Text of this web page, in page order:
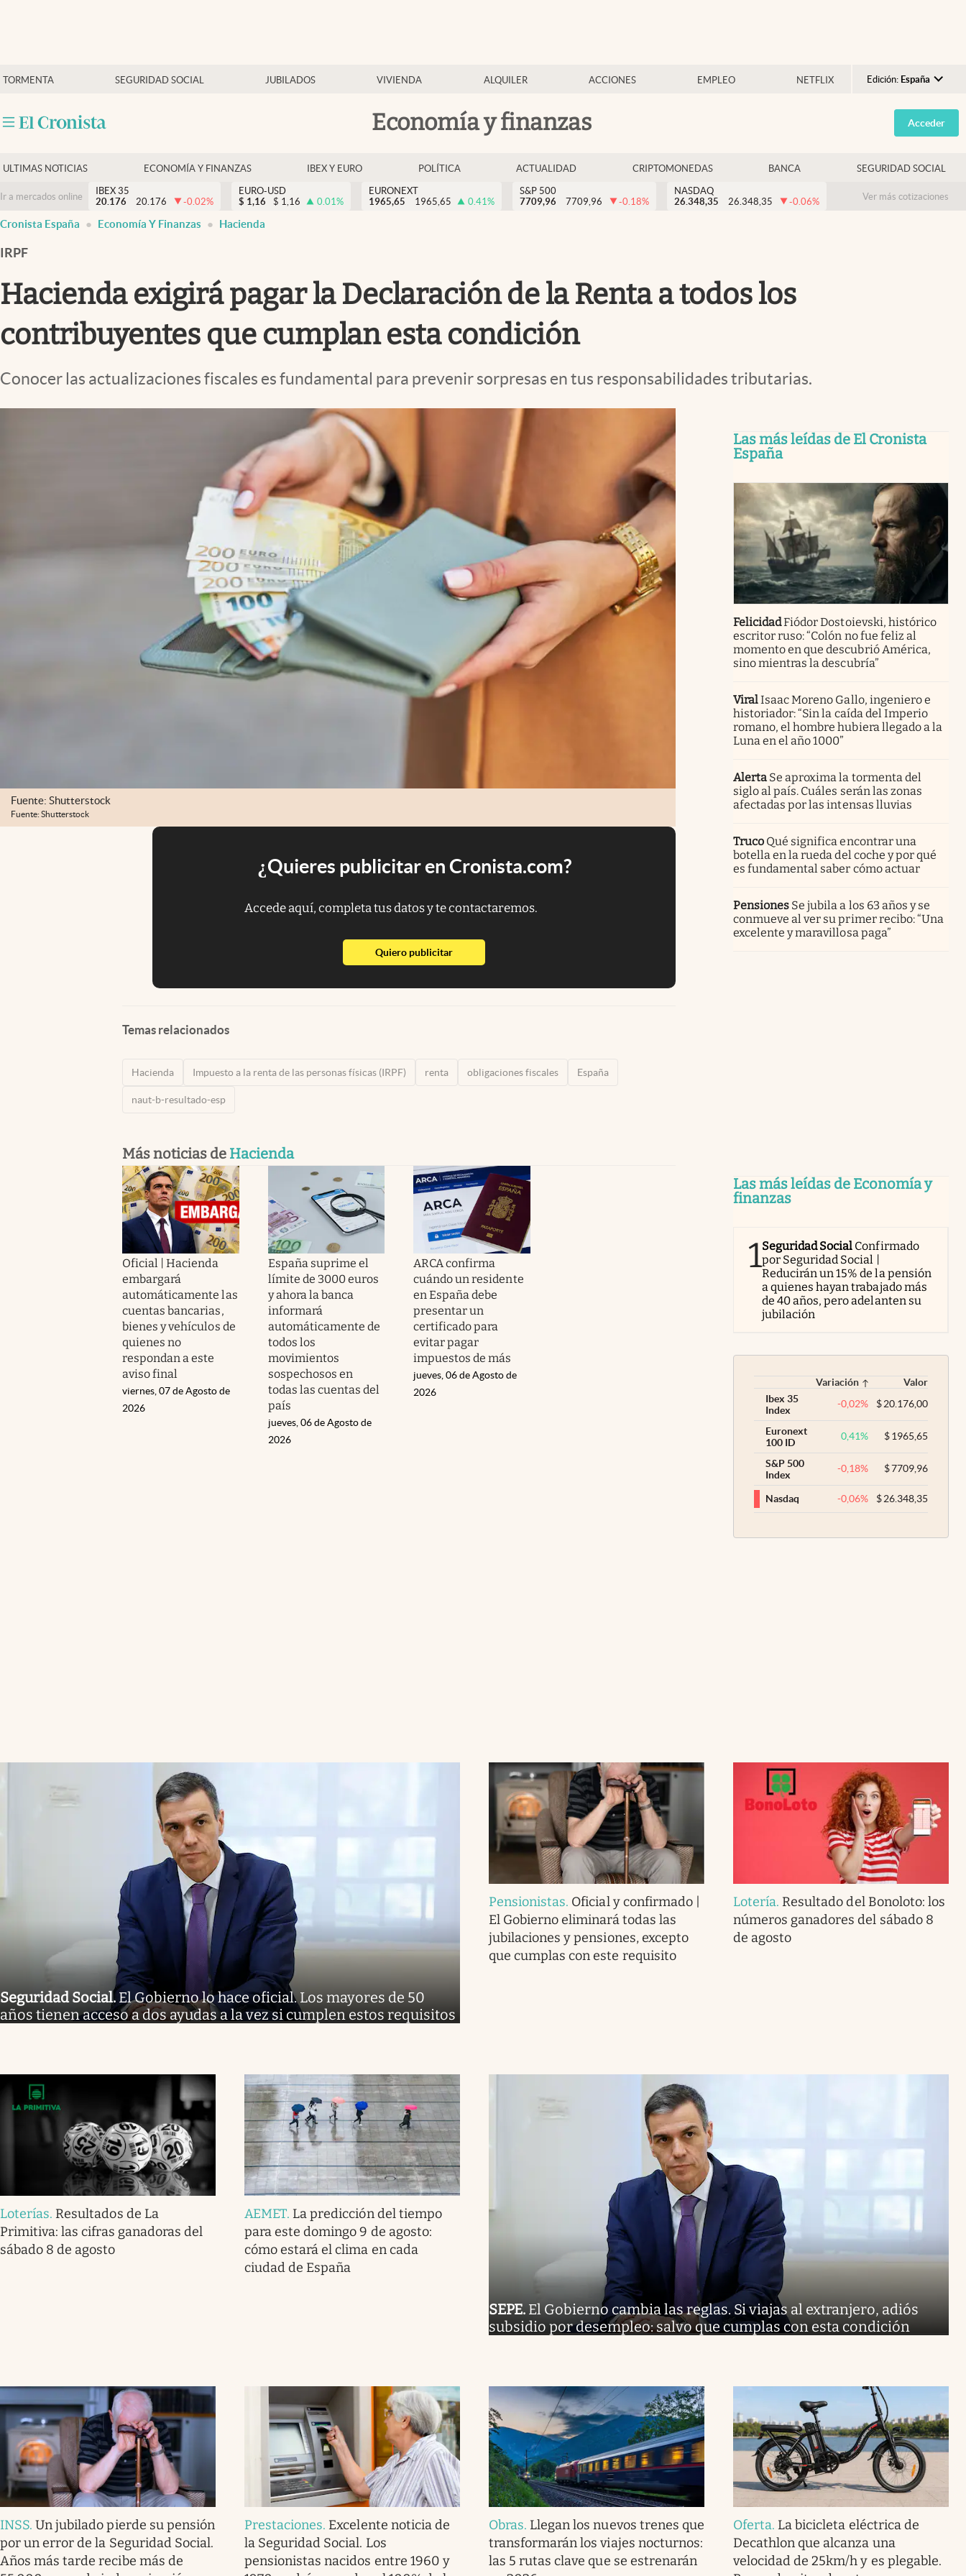
TORMENTA SEGURIDAD SOCIAL JUBILADOS VIVIENDA ALQUILER ACCIONES EMPLEO NETFLIX Edición: España
Argentina
España
USA
Colombia
Economía y finanzas
Economía y finanzas
Criptomonedas
Acceder
ULTIMAS NOTICIAS ECONOMÍA Y FINANZAS IBEX Y EURO POLÍTICA ACTUALIDAD CRIPTOMONEDAS BANCA SEGURIDAD SOCIAL
Ir a mercados online
IBEX 35
20.176
20.176 -0.02%
EURO-USD
$ 1,16 $ 1,16 0.01%
EURONEXT
1965,65
1965,65 0.41%
S&P 500
7709,96
7709,96 -0.18%
NASDAQ
26.348,35
26.348,35 -0.06% Ver más cotizaciones
Cronista España Economía Y Finanzas Hacienda
IRPF
Hacienda exigirá pagar la Declaración de la Renta a todos los
contribuyentes que cumplan esta condición
Conocer las actualizaciones fiscales es fundamental para prevenir sorpresas en tus responsabilidades tributarias.
Fuente: Shutterstock
Fuente: Shutterstock
¿Quieres publicitar en Cronista.com?
Accede aquí, completa tus datos y te contactaremos.
Quiero publicitarabre en nueva pestaña
Temas relacionados
Hacienda Impuesto a la renta de las personas físicas (IRPF) renta obligaciones fiscales España
naut-b-resultado-esp
Más noticias de Hacienda
Oficial | Hacienda
embargará
automáticamente las
cuentas bancarias,
bienes y vehículos de
quienes no
respondan a este
aviso final
viernes, 07 de Agosto de
2026
España suprime el
límite de 3000 euros
y ahora la banca
informará
automáticamente de
todos los
movimientos
sospechosos en
todas las cuentas del
país
jueves, 06 de Agosto de
2026
ARCA confirma
cuándo un residente
en España debe
presentar un
certificado para
evitar pagar
impuestos de más
jueves, 06 de Agosto de
2026
Las más leídas de El Cronista
España
FelicidadFiódor Dostoievski, histórico
escritor ruso: “Colón no fue feliz al
momento en que descubrió América,
sino mientras la descubría”
ViralIsaac Moreno Gallo, ingeniero e
historiador: “Sin la caída del Imperio
romano, el hombre hubiera llegado a la
Luna en el año 1000”
Alerta Se aproxima la tormenta del
siglo al país. Cuáles serán las zonas
afectadas por las intensas lluvias
Truco Qué significa encontrar una
botella en la rueda del coche y por qué
es fundamental saber cómo actuar
Pensiones Se jubila a los 63 años y se
conmueve al ver su primer recibo: “Una
excelente y maravillosa paga”
Las más leídas de Economía y
finanzas
1Seguridad Social Confirmado
por Seguridad Social |
Reducirán un 15% de la pensión
a quienes hayan trabajado más
de 40 años, pero adelanten su
jubilación
Variación
Valor
Ibex 35
Index
-0,02% $20.176,00
Euronext
100 ID
0,41% $1965,65
S&P 500
Index
-0,18% $7709,96
Nasdaq -0,06% $26.348,35
Seguridad Social. El Gobierno lo hace oficial. Los mayores de 50
años tienen acceso a dos ayudas a la vez si cumplen estos requisitos
Pensionistas. Oficial y confirmado |
El Gobierno eliminará todas las
jubilaciones y pensiones, excepto
que cumplas con este requisito
Lotería. Resultado del Bonoloto: los
números ganadores del sábado 8
de agosto
Loterías. Resultados de La
Primitiva: las cifras ganadoras del
sábado 8 de agosto
AEMET. La predicción del tiempo
para este domingo 9 de agosto:
cómo estará el clima en cada
ciudad de España
SEPE. El Gobierno cambia las reglas. Si viajas al extranjero, adiós
subsidio por desempleo: salvo que cumplas con esta condición
INSS.Un jubilado pierde su pensión
por un error de la Seguridad Social.
Años más tarde recibe más de
Prestaciones. Excelente noticia de
la Seguridad Social. Los
pensionistas nacidos entre 1960 y
Obras. Llegan los nuevos trenes que
transformarán los viajes nocturnos:
las 5 rutas clave que se estrenarán
Oferta. La bicicleta eléctrica de
Decathlon que alcanza una
velocidad de 25km/h y es plegable.